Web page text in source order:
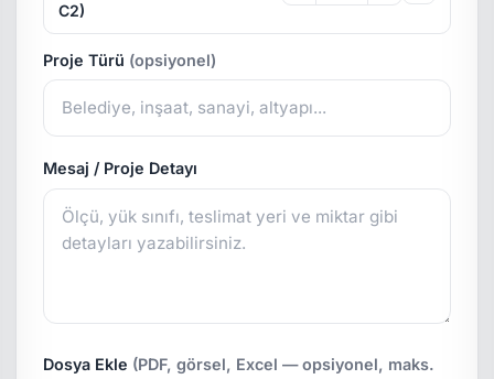
C2)
Proje Türü (opsiyonel)
Mesaj / Proje Detayı
Dosya Ekle (PDF, görsel, Excel — opsiyonel, maks.